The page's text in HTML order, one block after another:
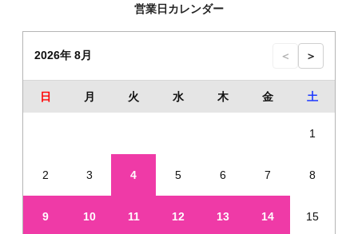
営業日カレンダー
2026年 8月 ＜ ＞
日 月 火 水 木 金 土
1
2 3 4 5 6 7 8
9 10 11 12 13 14 15